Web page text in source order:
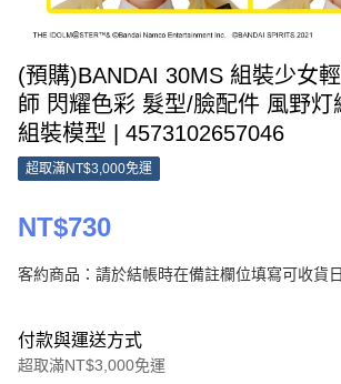
(預購)BANDAI 30MS 組裝少女
師 閃耀色彩 髮型/臉配件 風野灯
組裝模型 | 4573102657046
超取滿NT$3,000免運
NT$730
客約商品：請於結帳時在備註欄位填寫可收貨
付款與運送方式
超取滿NT$3,000免運